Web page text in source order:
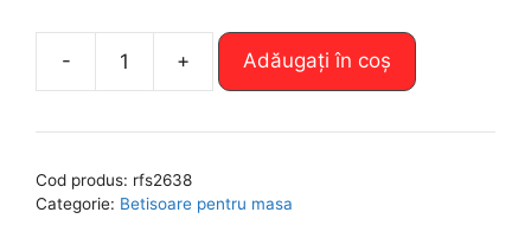
-
Cantitate
Feng
pentru
+ Adăugați în coș
e
n
Cod produs: rfs2638
Categorie: Betisoare pentru masa